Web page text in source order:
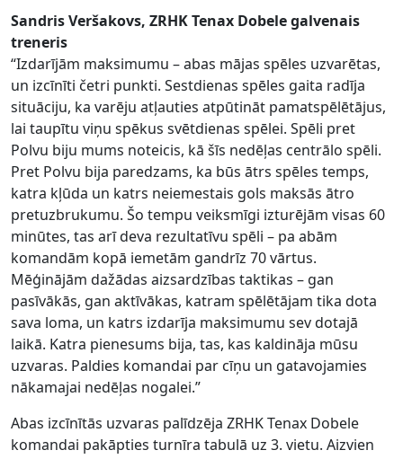
Sandris Veršakovs, ZRHK Tenax Dobele galvenais
treneris
“Izdarījām maksimumu – abas mājas spēles uzvarētas,
un izcīnīti četri punkti. Sestdienas spēles gaita radīja
situāciju, ka varēju atļauties atpūtināt pamatspēlētājus,
lai taupītu viņu spēkus svētdienas spēlei. Spēli pret
Polvu biju mums noteicis, kā šīs nedēļas centrālo spēli.
Pret Polvu bija paredzams, ka būs ātrs spēles temps,
katra kļūda un katrs neiemestais gols maksās ātro
pretuzbrukumu. Šo tempu veiksmīgi izturējām visas 60
minūtes, tas arī deva rezultatīvu spēli – pa abām
komandām kopā iemetām gandrīz 70 vārtus.
Mēģinājām dažādas aizsardzības taktikas – gan
pasīvākās, gan aktīvākas, katram spēlētājam tika dota
sava loma, un katrs izdarīja maksimumu sev dotajā
laikā. Katra pienesums bija, tas, kas kaldināja mūsu
uzvaras. Paldies komandai par cīņu un gatavojamies
nākamajai nedēļas nogalei.”
Abas izcīnītās uzvaras palīdzēja ZRHK Tenax Dobele
komandai pakāpties turnīra tabulā uz 3. vietu. Aizvien